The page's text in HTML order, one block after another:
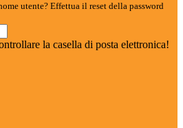
utente? Effettua il reset della password
la casella di posta elettronica!